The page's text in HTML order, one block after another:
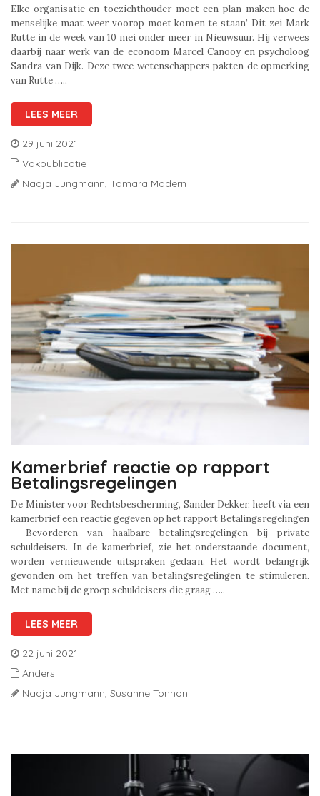
Elke organisatie en toezichthouder moet een plan maken hoe de
menselijke maat weer voorop moet komen te staan’ Dit zei Mark
Rutte in de week van 10 mei onder meer in Nieuwsuur. Hij verwees
daarbij naar werk van de econoom Marcel Canooy en psycholoog
Sandra van Dijk. Deze twee wetenschappers pakten de opmerking
van Rutte …..
LEES MEER
29 juni 2021
Vakpublicatie
Nadja Jungmann, Tamara Madern
Kamerbrief reactie op rapport
Betalingsregelingen
De Minister voor Rechtsbescherming, Sander Dekker, heeft via een
kamerbrief een reactie gegeven op het rapport Betalingsregelingen
– Bevorderen van haalbare betalingsregelingen bij private
schuldeisers. In de kamerbrief, zie het onderstaande document,
worden vernieuwende uitspraken gedaan. Het wordt belangrijk
gevonden om het treffen van betalingsregelingen te stimuleren.
Met name bij de groep schuldeisers die graag …..
LEES MEER
22 juni 2021
Anders
Nadja Jungmann, Susanne Tonnon